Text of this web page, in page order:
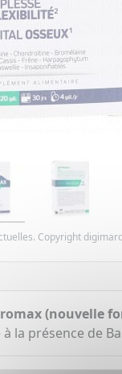
Copyright
(nouvelle
la présence de